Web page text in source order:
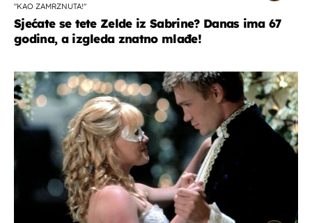
"KAO ZAMRZNUTA!"
Sjećate se tete Zelde iz Sabrine? Danas ima 67
godina, a izgleda znatno mlađe!